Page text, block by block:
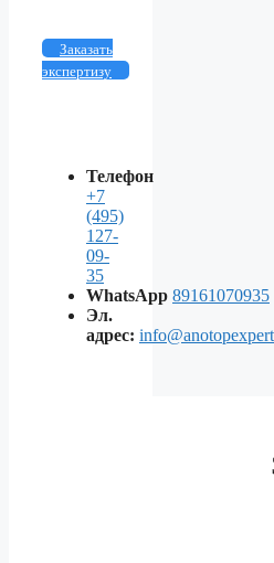
Заказать
экспертизу
Телефон
+7
(495)
127-
09-
35
WhatsApp 89161070935
Эл.
адрес: